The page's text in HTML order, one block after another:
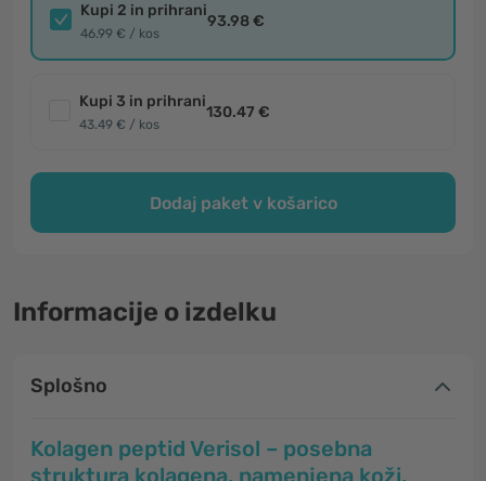
Kupi 2 in prihrani
46.99 € / kos
93.98 €
Kupi 3 in prihrani
43.49 € / kos
130.47 €
Dodaj paket v košarico
Informacije o izdelku
Splošno
Kolagen peptid Verisol – posebna
struktura kolagena, namenjena koži.